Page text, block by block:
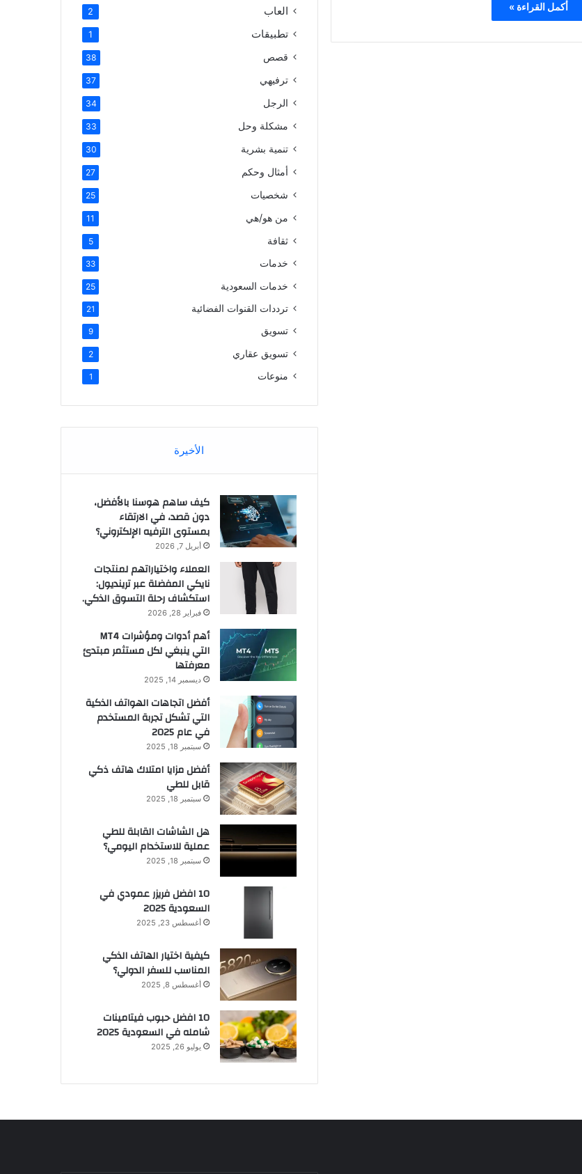
أكمل القراءة » العاب 2
تطبيقات 1
قصص 38
ترفيهي 37
الرجل 34
مشكلة وحل 33
تنمية بشرية 30
أمثال وحكم 27
شخصيات 25
من هو/هي 11
ثقافة 5
خدمات 33
خدمات السعودية 25
ترددات القنوات الفضائية 21
تسويق 9
تسويق عقاري 2
منوعات 1
الأخيرة
كيف ساهم هوسنا بالأفضل،
دون قصد، في الارتقاء
بمستوى الترفيه الإلكتروني؟
أبريل 7, 2026
العملاء واختياراتهم لمنتجات
نايكي المفضلة عبر ترينديول:
استكشاف رحلة التسوق الذكي.
فبراير 28, 2026
أهم أدوات ومؤشرات MT4
التي ينبغي لكل مستثمر مبتدئ
معرفتها
ديسمبر 14, 2025
أفضل اتجاهات الهواتف الذكية
التي تشكل تجربة المستخدم
في عام 2025
سبتمبر 18, 2025
أفضل مزايا امتلاك هاتف ذكي
قابل للطي
سبتمبر 18, 2025
هل الشاشات القابلة للطي
عملية للاستخدام اليومي؟
سبتمبر 18, 2025
10 افضل فريزر عمودي​ في
السعودية​ 2025
أغسطس 23, 2025
كيفية اختيار الهاتف الذكي
المناسب للسفر الدولي؟
أغسطس 8, 2025
10 افضل حبوب فيتامينات
شامله​ في السعودية 2025
يوليو 26, 2025